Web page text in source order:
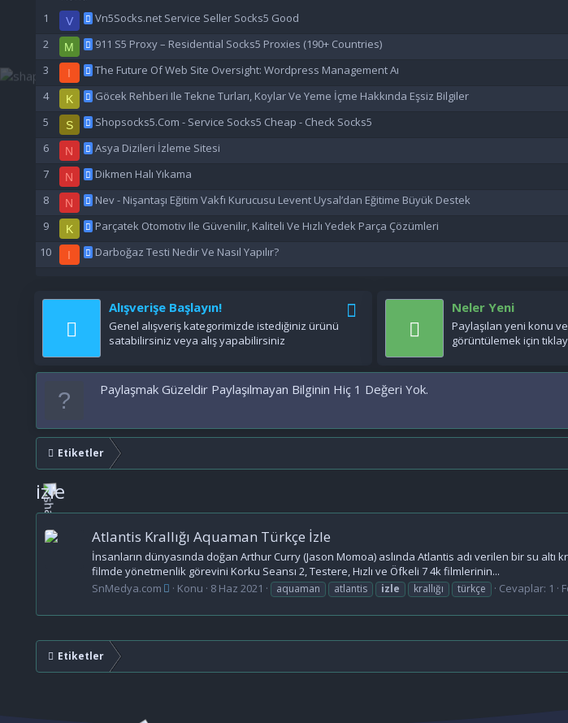
V Vn5Socks.net Service Seller Socks5 Good
M 911 S5 Proxy – Residential Socks5 Proxies (190+ Countries)
I The Future Of Web Site Oversight: Wordpress Management Aı
K Göcek Rehberi Ile Tekne Turları, Koylar Ve Yeme İçme Hakkında Eşsiz Bilgiler
S Shopsocks5.Com - Service Socks5 Cheap - Check Socks5
N Asya Dizileri İzleme Sitesi
N Dikmen Halı Yıkama
N Nev - Nişantaşı Eğitim Vakfı Kurucusu Levent Uysal’dan Eğitime Büyük Destek
K Parçatek Otomotiv Ile Güvenilir, Kaliteli Ve Hızlı Yedek Parça Çözümleri
I Darboğaz Testi Nedir Ve Nasıl Yapılır?
Alışverişe Başlayın!
Genel alışveriş kategorimizde istediğiniz ürünü
satabilirsiniz veya alış yapabilirsiniz
Neler Yeni
Paylaşılan yeni konu
görüntülemek için
Paylaşmak Güzeldir Paylaşılmayan Bilginin Hiç 1 Değeri Yok.
Etiketler
izle
Atlantis Krallığı Aquaman Türkçe İzle
İnsanların dünyasında doğan Arthur Curry (Jason Momoa) aslında Atlantis adı verilen bir su altı
filmde yönetmenlik görevini Korku Seansı 2, Testere, Hızlı ve Öfkeli 7 4k filmlerinin...
SnMedya.com
Konu 8 Haz 2021 aquaman atlantis izle krallığı türkçe Cevaplar: 1
Etiketler